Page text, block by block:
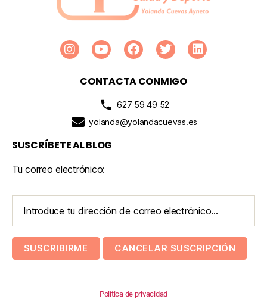
CONTACTA CONMIGO
627 59 49 52
yolanda@yolandacuevas.es
SUSCRÍBETE AL BLOG
Tu correo electrónico:
Política de privacidad